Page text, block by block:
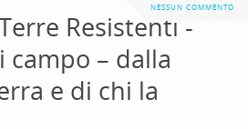
NESSUN COMMENTO
Resistenti -
campo – dalla
e di chi la